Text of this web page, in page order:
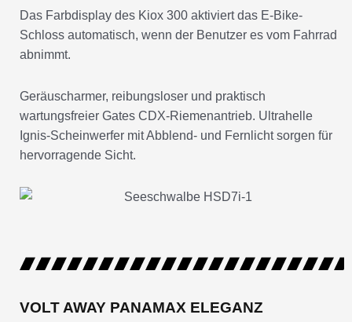
Das Farbdisplay des Kiox 300 aktiviert das E-Bike-
Schloss automatisch, wenn der Benutzer es vom Fahrrad
abnimmt.
Geräuscharmer, reibungsloser und praktisch
wartungsfreier Gates CDX-Riemenantrieb. Ultrahelle
Ignis-Scheinwerfer mit Abblend- und Fernlicht sorgen für
hervorragende Sicht.
VOLT AWAY PANAMAX ELEGANZ